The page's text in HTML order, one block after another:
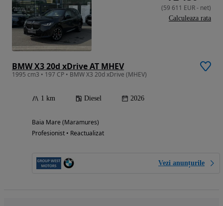
BMW X3 20d xDrive AT MHEV
1995 cm3 • 197 CP • BMW X3 20d xDrive (MHEV)
1 km Diesel 2026
Baia Mare (Maramures)
Profesionist • Reactualizat
Vezi anunțurile
(59 611 EUR- net)
Calculeaza rata